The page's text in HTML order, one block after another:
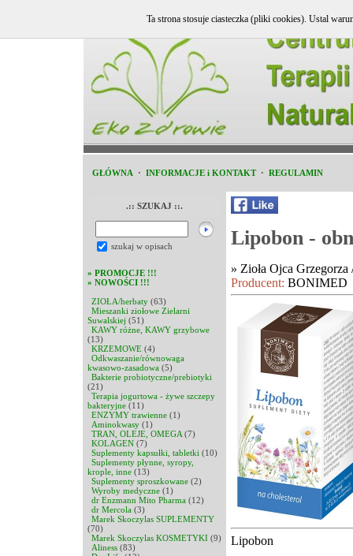
GŁÓWNA · INFORMACJE i KONTAKT · REGULAMIN
.:: SZUKAJ ::.
szukaj w opisach
» PROMOCJE !!!
» NOWOŚCI !!!
ZIOŁA/herbaty (63)
Mieszanki ziołowe Zielarni
Suwalskiej (51)
KAWY różne, KAWY grzybowe
(13)
KRZEMOWE (4)
Odkwaszanie/równowaga
kwasowo-zasadowa (5)
Bakterie probiotyczne/prebiotyki
(21)
Terapia jogurtowa - żywe szczepy
bakteryjne (11)
ENZYMY trawienne (1)
Aminokwasy (1)
TRAN, OLEJE, OMEGA (7)
KOLAGEN (7)
Suplementy kapsułki, tabletki (10)
Suplementy płynne, syropy,
krople, inne (13)
Suplementy sproszkowane (2)
Wyroby medyczne (1)
dr Enzmann Mito Pharma (12)
dr Mercola (3)
Marek Skoczylas SUPLEMENTY
(70)
Marek Skoczylas KOSMETYKI (9)
Aliness (83)
Lipobon -
» Zioła Ojca
Producent: BONIMED
Lipobon
Ta strona stosuje ciasteczka (pliki cookies). Ustal